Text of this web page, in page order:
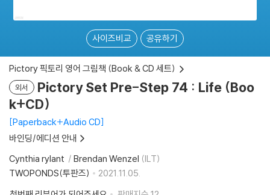
사이즈비교 공유하기
Pictory 픽토리 영어 그림책 (Book & CD 세트)
외서
Pictory Set Pre-Step 74 : Life (Boo
k+CD)
Paperback+Audio CD
바인딩/에디션 안내
Cynthia rylant
Brendan Wenzel (ILT)
TWOPONDS(투판즈)
2021.11.05.